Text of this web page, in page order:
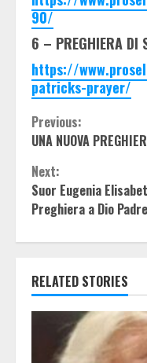
90/
6 – PREGHIERA DI
https://
patricks-prayer/
Continue
Reading
Previous:
UNA NUOVA
Next:
Suor Eugenia
Preghiera a Dio Padre
RELATED STORIES